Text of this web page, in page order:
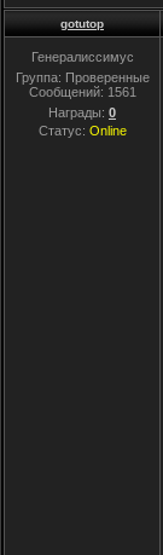
gotutop
Генералиссимус
Группа: Проверенные
Сообщений: 1561
Награды: 0
Статус: Online